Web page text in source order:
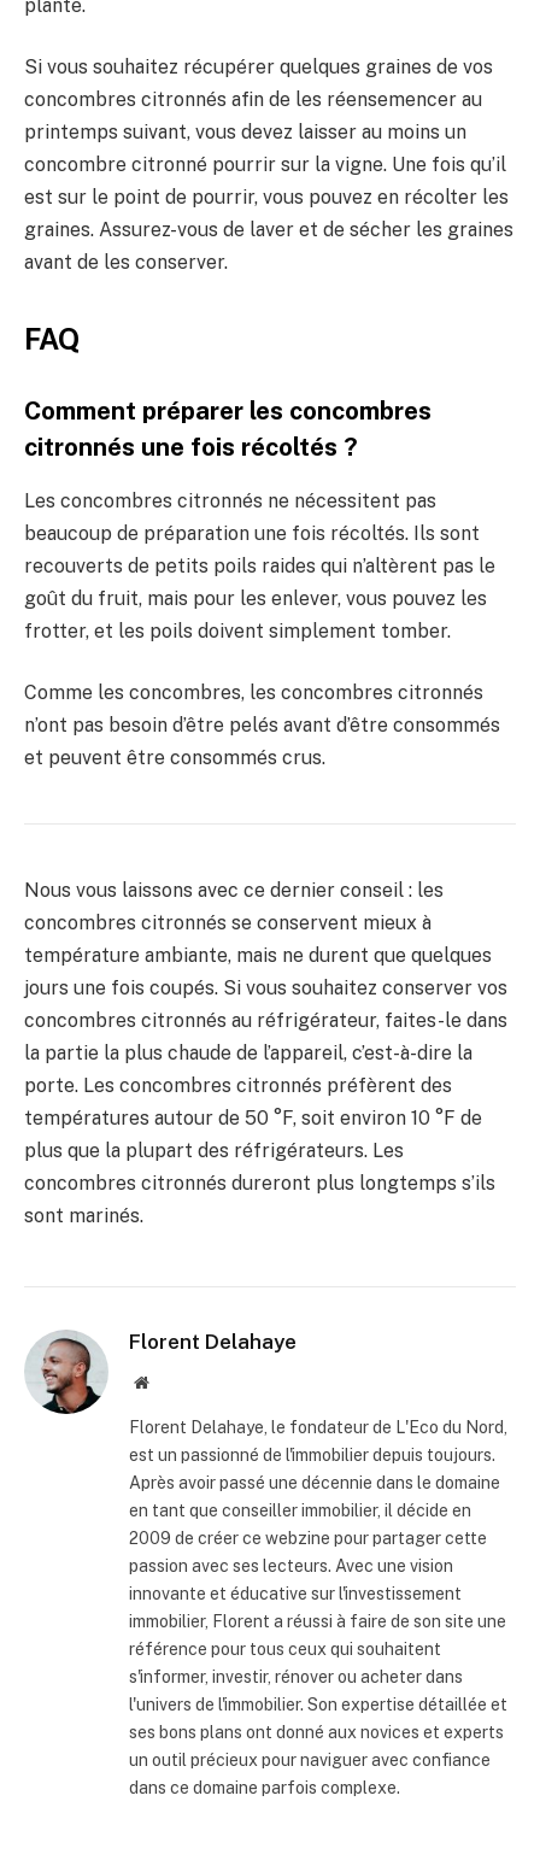
plante.
Si vous souhaitez récupérer quelques graines de vos
concombres citronnés afin de les réensemencer au
printemps suivant, vous devez laisser au moins un
concombre citronné pourrir sur la vigne. Une fois qu’il
est sur le point de pourrir, vous pouvez en récolter les
graines. Assurez-vous de laver et de sécher les graines
avant de les conserver.
FAQ
Comment préparer les concombres
citronnés une fois récoltés ?
Les concombres citronnés ne nécessitent pas
beaucoup de préparation une fois récoltés. Ils sont
recouverts de petits poils raides qui n’altèrent pas le
goût du fruit, mais pour les enlever, vous pouvez les
frotter, et les poils doivent simplement tomber.
Comme les concombres, les concombres citronnés
n’ont pas besoin d’être pelés avant d’être consommés
et peuvent être consommés crus.
Nous vous laissons avec ce dernier conseil : les
concombres citronnés se conservent mieux à
température ambiante, mais ne durent que quelques
jours une fois coupés. Si vous souhaitez conserver vos
concombres citronnés au réfrigérateur, faites-le dans
la partie la plus chaude de l’appareil, c’est-à-dire la
porte. Les concombres citronnés préfèrent des
températures autour de 50 °F, soit environ 10 °F de
plus que la plupart des réfrigérateurs. Les
concombres citronnés dureront plus longtemps s’ils
sont marinés.
Florent Delahaye
Site
Florent Delahaye, le fondateur de L'Eco du Nord,
est un passionné de l'immobilier depuis toujours.
Après avoir passé une décennie dans le domaine
en tant que conseiller immobilier, il décide en
2009 de créer ce webzine pour partager cette
passion avec ses lecteurs. Avec une vision
innovante et éducative sur l'investissement
immobilier, Florent a réussi à faire de son site une
référence pour tous ceux qui souhaitent
s'informer, investir, rénover ou acheter dans
l'univers de l'immobilier. Son expertise détaillée et
ses bons plans ont donné aux novices et experts
un outil précieux pour naviguer avec confiance
dans ce domaine parfois complexe.